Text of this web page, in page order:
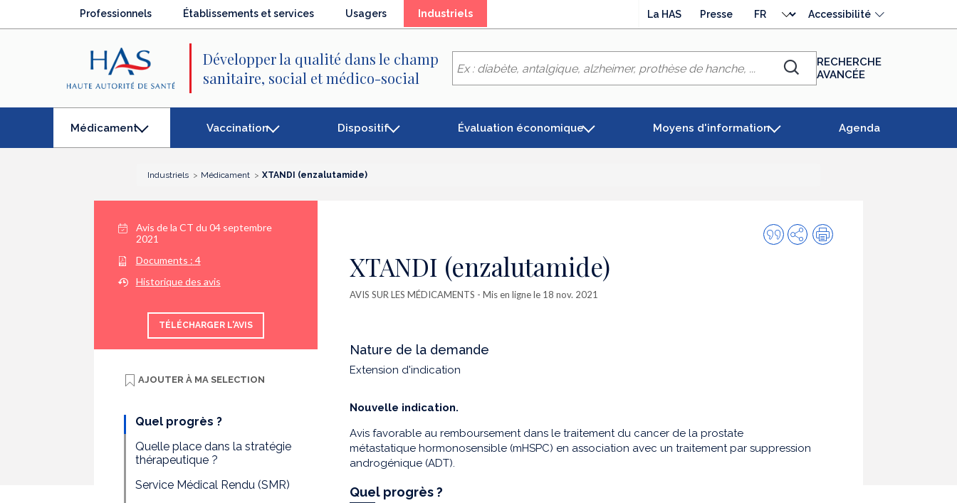
Professionnels Établissements et services Usagers Industriels(élément
La HAS Presse
langue
Accessibilité
Développer la qualité dans le champ
sanitaire, social et médico-social
Chercher
RECHERCHE
AVANCÉE
Médicament
(élément
séléctionné)
Vaccination Dispositif Évaluation économique Moyens d'information Agenda
Industriels Médicament XTANDI (enzalutamide)
Avis de la CT du 04 septembre
2021
Documents : 4
Historique des avis
TÉLÉCHARGER L'AVIS
AJOUTER À MA SELECTION
Quel progrès ?
Quelle place dans la stratégie
thérapeutique ?
Service Médical Rendu (SMR)
Citer
cette
PartagerImpression
XTANDI (enzalutamide)
AVIS SUR LES MÉDICAMENTS - Mis en ligne le 18 nov. 2021
Nature de la demande
Extension d'indication
Nouvelle indication.
Avis favorable au remboursement dans le traitement du cancer de la prostate
métastatique hormonosensible (mHSPC) en association avec un traitement par suppression
androgénique (ADT).
Quel progrès ?